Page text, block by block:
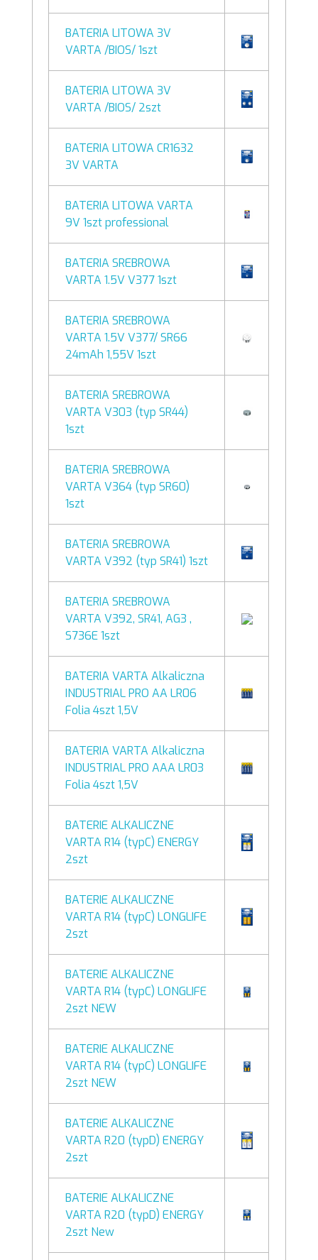
BATERIA LITOWA 3V
VARTA /BIOS/ 1szt
BATERIA LITOWA 3V
VARTA /BIOS/ 2szt
BATERIA LITOWA CR1632
3V VARTA
BATERIA LITOWA VARTA
9V 1szt professional
BATERIA SREBROWA
VARTA 1.5V V377 1szt
BATERIA SREBROWA
VARTA 1.5V V377/ SR66
24mAh 1,55V 1szt
BATERIA SREBROWA
VARTA V303 (typ SR44)
1szt
BATERIA SREBROWA
VARTA V364 (typ SR60)
1szt
BATERIA SREBROWA
VARTA V392 (typ SR41) 1szt
BATERIA SREBROWA
VARTA V392, SR41, AG3 ,
S736E 1szt
BATERIA VARTA Alkaliczna
INDUSTRIAL PRO AA LR06
Folia 4szt 1,5V
BATERIA VARTA Alkaliczna
INDUSTRIAL PRO AAA LR03
Folia 4szt 1,5V
BATERIE ALKALICZNE
VARTA R14 (typC) ENERGY
2szt
BATERIE ALKALICZNE
VARTA R14 (typC) LONGLIFE
2szt
BATERIE ALKALICZNE
VARTA R14 (typC) LONGLIFE
2szt NEW
BATERIE ALKALICZNE
VARTA R14 (typC) LONGLIFE
2szt NEW
BATERIE ALKALICZNE
VARTA R20 (typD) ENERGY
2szt
BATERIE ALKALICZNE
VARTA R20 (typD) ENERGY
2szt New